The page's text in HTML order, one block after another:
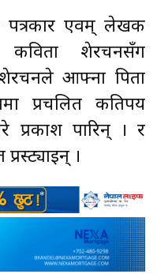
पत्रकार एवम् लेखक
कविता शेरचनसँग
आफ्ना पिता
प्रचलित कतिपय
प्रकाश पारिन् । र
।